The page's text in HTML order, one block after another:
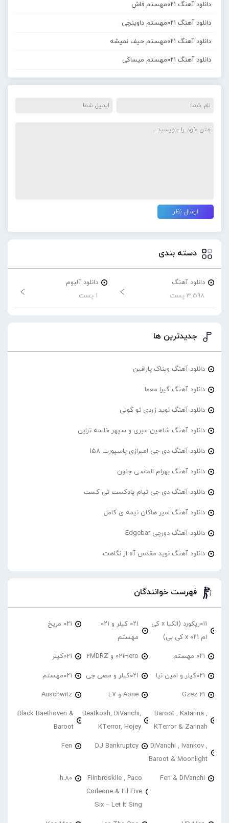
دانلود آهنگ ۰۲۱مهستم فاش
دانلود آهنگ ۰۲۱مهستم داوینچی
دانلود آهنگ ۰۲۱مهستم حیف نمیشه
دانلود آهنگ ۰۲۱مهستم میساکی
دسته بندی
دانلود آهنگ
3,598 پست
دانلود آلبوم
1 پست
جدیدترین ها
دانلود آهنگ ویناک پارافین
دانلود آهنگ گیرا معما
دانلود آهنگ نوید زردی تو گولی
دانلود آهنگ شاهین میری و سپهر خلسه تراپی
دانلود آهنگ دی جی امیرازی پاسپورت 158
دانلود آهنگ بهرام الماسی جنون
دانلود آهنگ دی جی تیام پادکست تی کست
دانلود آهنگ امیر هاکان نیمه ی کامل
دانلود آهنگ دورچی Edgebar
دانلود آهنگ نوید مقدس آه از نگاهت
فهرست خوانندگان
۰۱۱ریکورد (الکیا x کی
ام ۰۲۱ x کی بی)
۰۲۱ کیلر و ۰۲۱
مهستم
۰۲۱ مریخ
۰۲۱ مهستم 021Hero و 2MDRZ 021کیلر
۰۲۱کیلر و امین نیا ۰۲۱کیلر و مصی جی ۰۲۱مهستم
21 Gzez Aone و E7 Auschwitz
Baroot , Katarina ,
KTerror & Zarinah
Beatkosh, DiVanchi,
KTerror, Hojey
Black Baethoven &
Baroot
DiVanchi , Ivankov ,
Baroot & Moonlight
DJ Bankruptcy
Fen
Fen & DiVanchi
Fiinbroskiie , Paco
Corleone & Lil Five
Six – Let It Sing
h.80